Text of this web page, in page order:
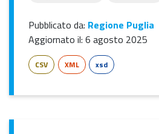
Pubblicato da: Regione Puglia
Aggiornato il: 6 agosto 2025
CSV XML xsd